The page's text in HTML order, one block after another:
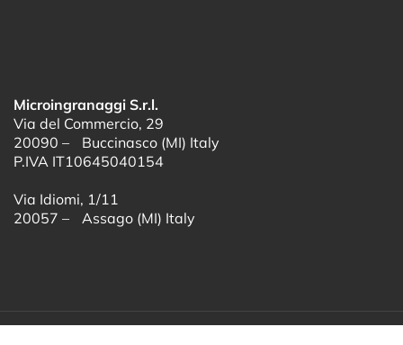
Microingranaggi S.r.l.
Via del Commercio, 29
20090 – Buccinasco (MI) Italy
P.IVA IT10645040154
Via Idiomi, 1/11
20057 – Assago (MI) Italy